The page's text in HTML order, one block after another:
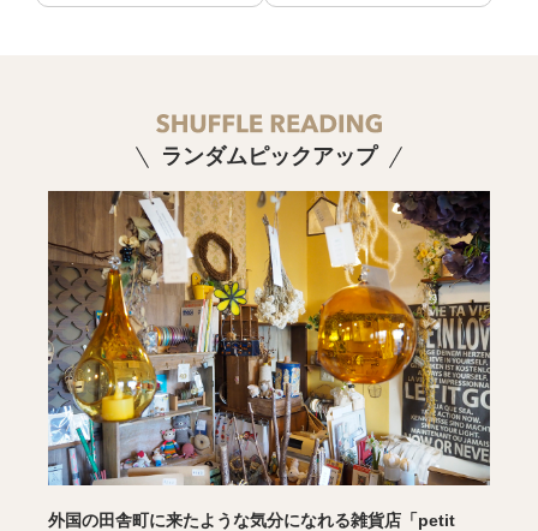
ランダムピックアップ
外国の田舎町に来たような気分になれる雑貨店「petit